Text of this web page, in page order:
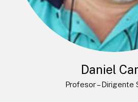
Daniel
Profesor – Dirigente